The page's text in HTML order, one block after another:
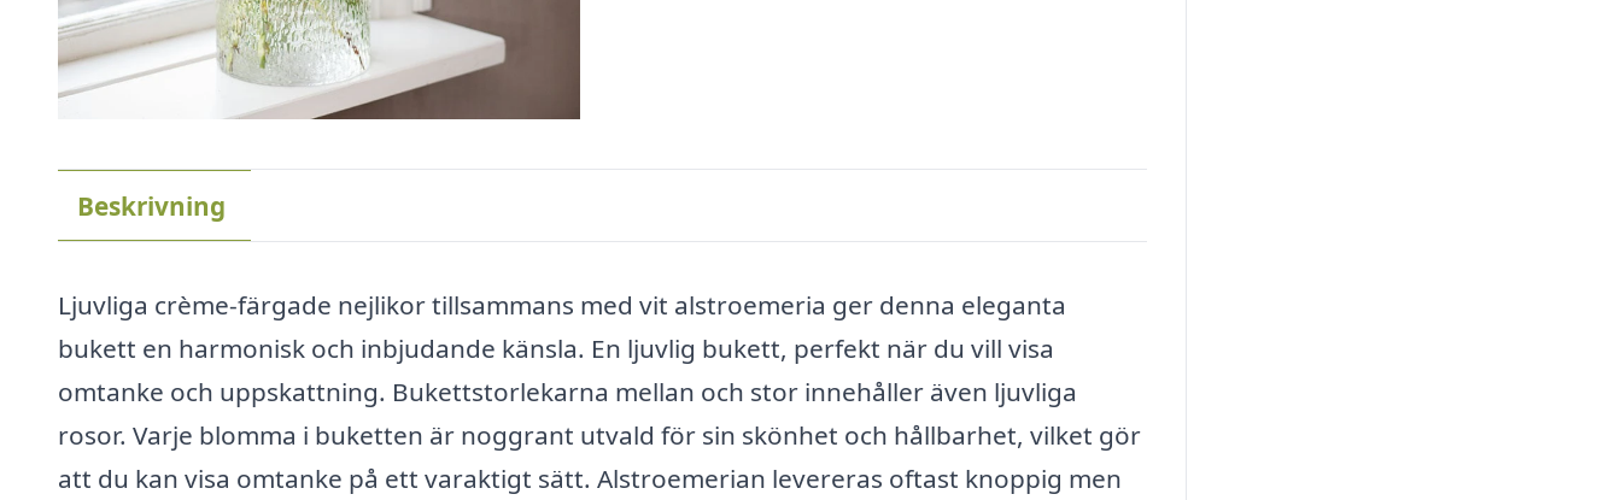
Beskrivning
Ljuvliga crème-färgade nejlikor tillsammans med vit alstroemeria ger denna eleganta
bukett en harmonisk och inbjudande känsla. En ljuvlig bukett, perfekt när du vill visa
omtanke och uppskattning. Bukettstorlekarna mellan och stor innehåller även ljuvliga
rosor. Varje blomma i buketten är noggrant utvald för sin skönhet och hållbarhet, vilket gör
att du kan visa omtanke på ett varaktigt sätt. Alstroemerian levereras oftast knoppig men